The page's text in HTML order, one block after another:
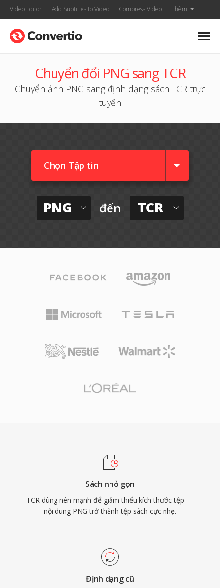
Video Editor Add Subtitles to Video Compress Video Thêm
Chuyển đổi PNG sang TCR
Chuyển ảnh PNG sang định dạng sách TCR trực
tuyến
Chọn Tập tin
PNG đến TCR
Sách nhỏ gọn
TCR dùng nén mạnh để giảm thiểu kích thước tệp —
nội dung PNG trở thành tệp sách cực nhẹ.
Định dạng cũ